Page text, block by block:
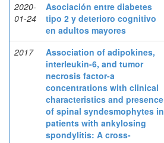
2020-
01-24
Asociación entre diabetes
tipo 2 y deterioro cognitivo
en adultos mayores
2017
Association of adipokines,
interleukin-6, and tumor
necrosis factor-a
concentrations with clinical
characteristics and presence
of spinal syndesmophytes in
patients with ankylosing
spondylitis: A cross-